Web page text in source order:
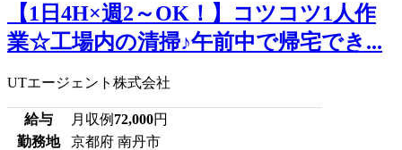
【1日4H×週2～OK！】コツコツ1人作
業☆工場内の清掃♪午前中で帰宅でき...
UTエージェント株式会社
給与 月収例 72,000円
勤務地
京都府 南丹市